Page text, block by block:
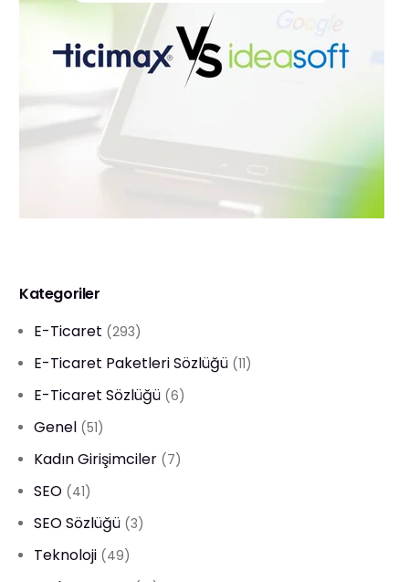
Kategoriler
E-Ticaret (293)
E-Ticaret Paketleri Sözlüğü (11)
E-Ticaret Sözlüğü (6)
Genel (51)
Kadın Girişimciler (7)
SEO (41)
SEO Sözlüğü (3)
Teknoloji (49)